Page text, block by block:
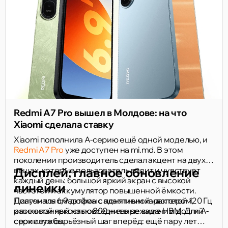
Redmi A7 Pro вышел в Молдове: на что
Xiaomi сделала ставку
Xiaomi пополнила A-серию ещё одной моделью, и
Redmi A7 Pro уже доступен на mi.md. В этом
поколении производитель сделал акцент на двух
вещах, которые пользователь видит и чувствует
каждый день: большой яркий экран с высокой
частотой и аккумулятор повышенной ёмкости.
Получился смартфон с понятным характером,
рассчитанный на повседневные задачи и долгий
срок службы.
Дисплей: главное обновление
линейки
Диагональ 6,9 дюйма с адаптивной частотой 120 Гц
и пиковой яркостью 800 нит в режиме HBM. Для A-
серии это серьёзный шаг вперёд: ещё пару лет